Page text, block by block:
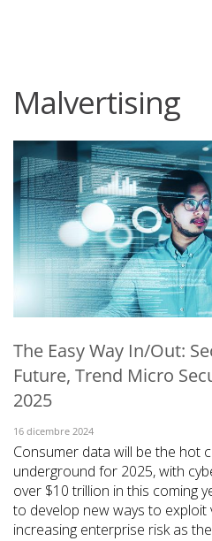
Malvertising
Predictions
The Easy Way In/Out:
Future, Trend Micro
2025
Predictions
16 dicembre 2024
Consumer data will be the hot
underground for 2025, with
over $10 trillion in this coming
to develop new ways to exploit
increasing enterprise risk as
Predictions